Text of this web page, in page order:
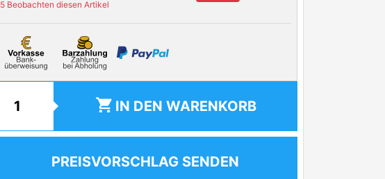
5 Beobachten diesen Artikel
shopping_cart IN DEN WARENKORB
PREISVORSCHLAG SENDEN